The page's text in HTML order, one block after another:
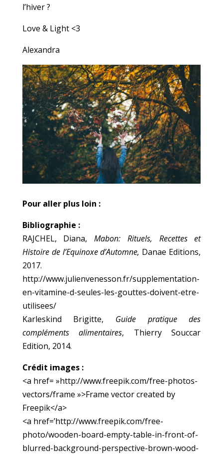
l’hiver ?
Love & Light <3
Alexandra
Pour aller plus loin :
Bibliographie :
RAJCHEL, Diana,Mabon: Rituels, Recettes et
Histoire de l’Equinoxe d’Automne, Danae Editions,
2017.
http://www.julienvenesson.fr/supplementation-
en-vitamine-d-seules-les-gouttes-doivent-etre-
utilisees/
Karleskind Brigitte, Guide pratique des
compléments alimentaires, Thierry Souccar
Edition, 2014.
Crédit images :
<a href= »http://www.freepik.com/free-photos-
vectors/frame »>Frame vector created by
Freepik</a>
<a href=’http://www.freepik.com/free-
photo/wooden-board-empty-table-in-front-of-
blurred-background-perspective-brown-wood-